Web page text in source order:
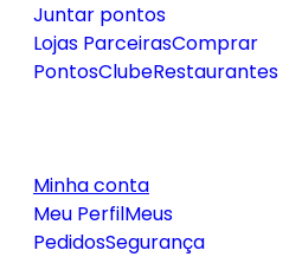
Juntar pontos
Lojas ParceirasComprar
PontosClubeRestaurantes
Minha conta
Meu PerfilMeus
PedidosSegurança